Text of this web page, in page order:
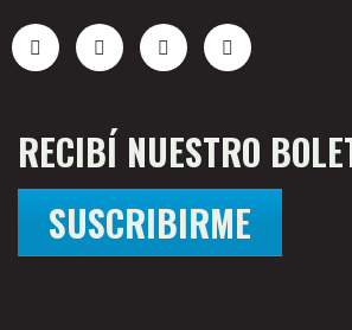
RECIBÍ NUESTRO
SUSCRIBIRME